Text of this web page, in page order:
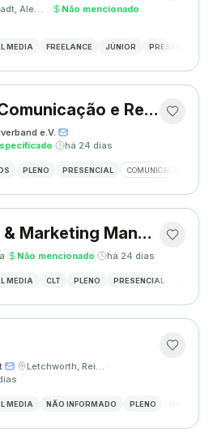
Darmstadt, Alemanha · Não mencionado·
MEDIA FREELANCE JÚNIOR PRESENCIAL
Especialista em Comunicação e Relações Públicas
e.V.·
·
· há 24 dias
PLENO PRESENCIAL COMUNICAÇÃO
Content Creator & Marketing Manager
· Não mencionado· há 24 dias
MEDIA CLT PLENO PRESENCIAL
· · Letchworth, Reino Unido ·
MEDIA NÃO INFORMADO PLENO